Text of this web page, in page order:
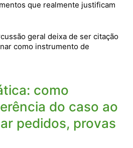
que realmente justificam
geral deixa de ser citação
como instrumento de
como
do caso ao
pedidos, provas